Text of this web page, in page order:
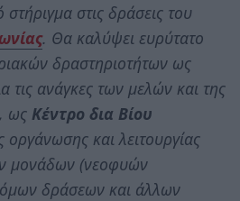
στήριγμα στις δράσεις του
. Θα καλύψει ευρύτατο
δραστηριοτήτων ως
τις ανάγκες των μελών και της
ως Κέντρο δια Βίου
και λειτουργίας
μονάδων (νεοφυών
δράσεων και άλλων